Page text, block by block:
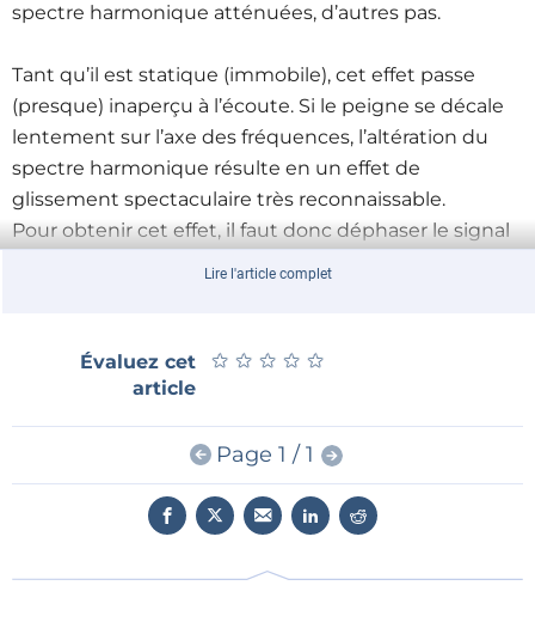
spectre harmonique atténuées, d’autres pas.
Tant qu’il est statique (immobile), cet effet passe
(presque) inaperçu à l’écoute. Si le peigne se décale
lentement sur l’axe des fréquences, l’altération du
spectre harmonique résulte en un effet de
glissement spectaculaire très reconnaissable.
Pour obtenir cet effet, il faut donc déphaser le signal
audio dans certaines bandes de fréquences et faire
Et enfin superposer au signal original le signal ainsi
déphasé pour obtenir la courbe d’atténuation
Filtre passe-tout
La cellule de déphasage utilisée est un filtre
particulier, dit filtre passe-tout. Accordé sur une
Lire l'article complet
Évaluez cet
article
★ ★ ★ ★ ★
★ ★ ★ ★ ★
Page 1 / 1